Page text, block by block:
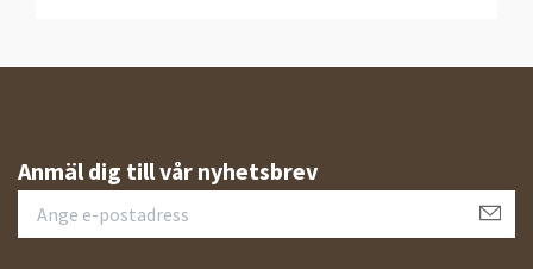
Anmäl dig till vår nyhetsbrev